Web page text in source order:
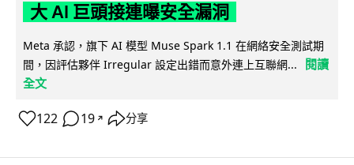
大 AI 巨頭接連曝安全漏洞
Meta 承認，旗下 AI 模型 Muse Spark 1.1 在網絡安全測試期
間，因評估夥伴 Irregular 設定出錯而意外連上互聯網...
閱讀
全文
122 19 ↗ 分享